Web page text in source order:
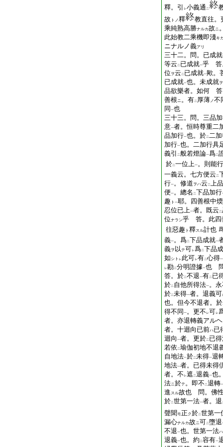
釋。引
レ小義通 二
故 トノ釋
教直往。
乘純熟高勝ナルカ故ニ
此始教二乘機即淺キ
ニナルノ義アリ
三十二。問。已成
等云 二 已成就一乎 答
位 ヲ云 二 已成就一歟。
已成就一也。未成就ヲ
品欲樂者。如何 答
善根ニ。有二 厚薄ノ不
同 一也
三十三。問。三品
意一者。恒時尊重二
品加行一也。於二二
加行一也。二加行具
義引
二般若燈論一爲二
於二一位上一。則能
一義云。七方便云 二
行一。修道 ヲハ云 二上
便一。總名 二下品加行
趣 ト 一耶。四善根中
忍位已上一者。既云 二
位ナラン乎 答。此四
往惡趣 ト 釋スル計也
義一。爲二下品成就一
義ヲ 以テ可レ爲二下品
如 シト レ此可レ有二心得一
レ勘二分明證據一也
答。於二不退一有二 已
於二 自他所得法一。
於二未得一者。退義可
也。但今不退者。於
得不同 一。更不 レ可レ
者。亦退轉義アル
者。十迴向已前ハ已
迴向 一者。更於二 已
若依 二瑜伽初地不退
自地法一於二未得一退
地法一者。已得未得
者。不 レ遮 二退義一也
法ニ於テ。即不 二退轉一
進 スル故也 問。佛
於二世第一法一者。退
聲聞モ正 ク於二世第一
漏心ナルカ故ニ可二墮退
不退一也。世第一法ハ
退義一也。約 二容有一